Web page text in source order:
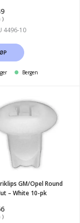
)
4496-10
Bergen
GM/Opel Round
– White 10-pk
)